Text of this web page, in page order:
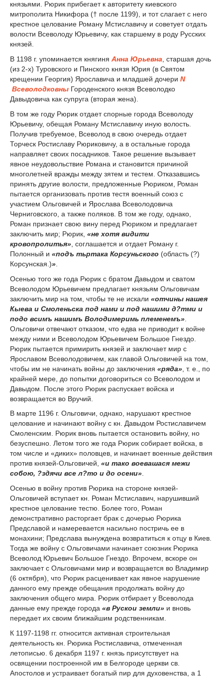
князьями. Рюрик прибегает к авторитету киевского
митрополита Никифора († после 1199), и тот слагает с него
крестное целование Роману Мстиславичу и советует отдать
волости Всеволоду Юрьевичу, как старшему в роду Русских
князей.
В 1198 г. упоминается княгиня Анна Юрьевна , старшая дочь
(из 2-х) Туровского и Пинского князя Юрия (в Святом
крещении Георгия) Ярославича и младшей дочери N
Всеволодковны Городенского князя Всеволодко
Давыдовича как супруга (вторая жена).
В том же году Рюрик отдает спорные города Всеволоду
Юрьевичу, обещая Роману Мстиславичу иную волость.
Получив требуемое, Всеволод в свою очередь отдает
Торческ Ростиславу Рюриковичу, а в остальные города
направляет своих посадников. Такое решение вызывает
явное неудовольствие Романа и становится причиной
многолетней вражды между зятем и тестем. Отказавшись
принять другие волости, предложенные Рюриком, Роман
пытается организовать против тестя военный союз с
участием Ольговичей и Ярослава Всеволодовича
Черниговского, а также поляков. В том же году, однако,
Роман признает свою вину перед Рюриком и предлагает
заключить мир; Рюрик, «не хотя видити
кровопролитья» , соглашается и отдает Роману г.
Полонный и «подъ тьртака Корсуньского (область (?)
Корсунская.)»
Осенью того же года Рюрик с братом Давыдом и сватом
Всеволодом Юрьевичем предлагает князьям Ольговичам
заключить мир на том, чтобы те не искали «отчины нашея
Кыева и Смоленьска под нами и под нашими д?тми и
подо всимъ нашимъ Володимеримь племенемъ»
Ольговичи отвечают отказом, что едва не приводит к войне
между ними и Всеволодом Юрьевичем Большое Гнездо.
Рюрик пытается примирить князей и заключает мир с
Ярославом Всеволодовичем, как главой Ольговичей на том,
чтобы им не начинать войны до заключения «ряда» , т. е., по
крайней мере, до попытки договориться со Всеволодом и
Давыдом. После этого Рюрик распускает войска и
возвращается во Вручий.
В марте 1196 г. Ольговичи, однако, нарушают крестное
целование и начинают войну с кн. Давыдом Ростиславичем
Смоленским. Рюрик вновь пытается остановить войну, но
безуспешно. Летом того же года Рюрик собирает войска, в
том числе и «диких» половцев, и начинает военные действия
против князей-Ольговичей, «и тако воевашася межи
собою, ?здячи все л?то и до осени».
Осенью в войну против Рюрика на стороне князей-
Ольговичей вступает кн. Роман Мстиславич, нарушивший
крестное целование тестю. Более того, Роман
демонстративно расторгает брак с дочерью Рюрика
Предславой и намеревается насильно постричь ее в
монахини; Предслава вынуждена возвратиться к отцу в Киев.
Тогда же войну с Ольговичами начинает союзник Рюрика
Всеволод Юрьевич Большое Гнездо. Впрочем, вскоре он
заключает с Ольговичами мир и возвращается во Владимир
(6 октября), что Рюрик расценивает как явное нарушение
данного ему прежде обещания продолжать войну до
заключения общего мира. Рюрик отбирает у Всеволода
данные ему прежде города «в Рускои земли» и вновь
передает их своим ближайшим родственникам.
К 1197-1198 гг. относится активная строительная
деятельность кн. Рюрика Ростиславича, отмеченная
летописью. 6 декабря 1197 г. князь присутствует на
освящении построенной им в Белгороде церкви св.
Апостолов и устраивает богатый пир для духовенства, а 1